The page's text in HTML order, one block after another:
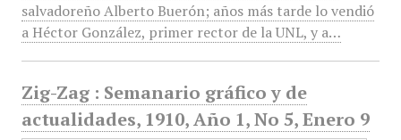
salvadoreño Alberto Buerón; años más tarde lo vendió
a Héctor González, primer rector de la UNL, y a…
Zig-Zag : Semanario gráfico y de
actualidades, 1910, Año 1, No 5, Enero 9